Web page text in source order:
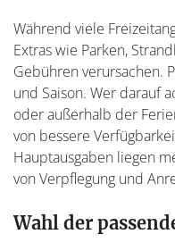
Während viele
Extras wie Parken,
Gebühren verursachen.
und Saison. Wer darauf
oder außerhalb der
von bessere
Hauptausgaben liegen
von Verpflegung und
Wahl der